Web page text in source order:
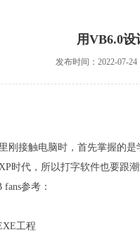
用VB6.0
发布时间：2022-07-24
接触电脑时，首先掌握的是
时代，所以打字软件也要跟
参考：
工程